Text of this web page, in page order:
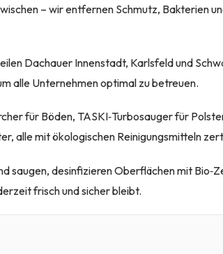
– wir entfernen Schmutz, Bakterien
Dachauer Innenstadt, Karlsfeld und
alle Unternehmen optimal zu betreuen.
für Böden, TASKI‑Turbosauger für
alle mit ökologischen Reinigungsmitteln
saugen, desinfizieren Oberflächen mit
frisch und sicher bleibt.